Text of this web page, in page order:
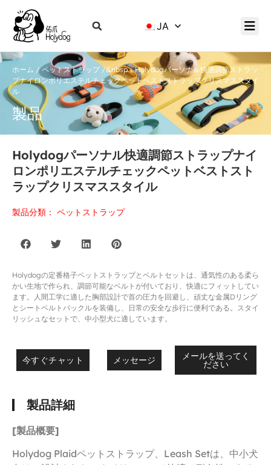
JA
ホーム /ペットストラップ /&nbsp；Holydogパーソナル快適調節ストラッ
プナイロンポリエステルチェックペットベストストラップクリスマススタイ
ル
製品
Holydogパーソナル快適調節ストラップナイ
ロンポリエステルチェックペットベストスト
ラップクリスマススタイル
製品分類： ペットストラップ
Holydogの定番格子ペットストラップとベルトセットは、通気性のある柔ら
かい生地で作られ、調節可能なベルトが付いており、快適にフィットしてい
ます。人間工学に適した胸部設計で首の圧力を回避し、頑丈な金属Dリング
とシートベルトバックルを装備し、日常の安全な歩行に便利である。スタイ
リッシュなセットで、中小型犬に適しています。
今すぐチャット メッセージ メールを送ってく
ださい
製品詳細
[製品概要]
Holydog Plaidペットストラップ、Leash Setは、中小犬